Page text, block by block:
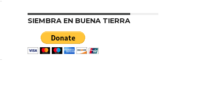
SIEMBRA EN BUENA TIERRA